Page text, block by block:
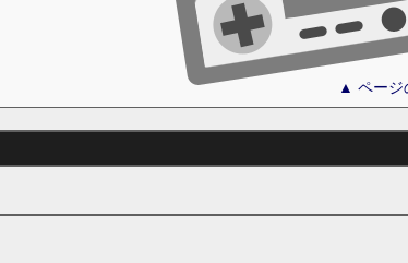
▲ ページ